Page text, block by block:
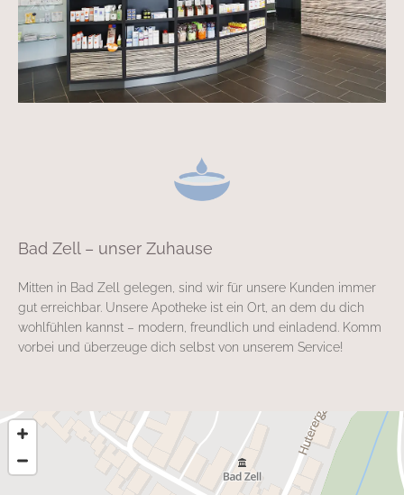
Bad Zell – unser Zuhause
Mitten in Bad Zell gelegen, sind wir für unsere Kunden immer
gut erreichbar. Unsere Apotheke ist ein Ort, an dem du dich
wohlfühlen kannst – modern, freundlich und einladend. Komm
vorbei und überzeuge dich selbst von unserem Service!